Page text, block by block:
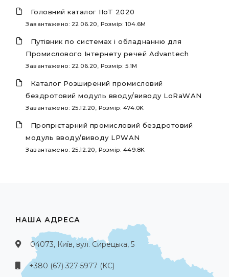
Головний каталог IIoT 2020
Завантажено: 22.06.20, Розмір: 104.6M
Путівник по системах і обладнанню для
Промислового Інтернету речей Advantech
Завантажено: 22.06.20, Розмір: 5.1M
Каталог Розширений промисловий
бездротовий модуль вводу/виводу LoRaWAN
Завантажено: 25.12.20, Розмір: 474.0K
Пропрієтарний промисловий бездротовий
модуль вводу/виводу LPWAN
Завантажено: 25.12.20, Розмір: 449.8K
НАША АДРЕСА
04073, Київ, вул. Сирецька, 5
+380 (67) 327-5977 (КС)